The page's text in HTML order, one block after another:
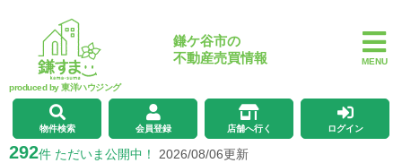
produced by 東洋ハウジング
鎌ケ谷市の
不動産売買情報
MENU
物件検索 会員登録 店舗へ行く ログイン
292件 ただいま公開中！ 2026/08/06更新